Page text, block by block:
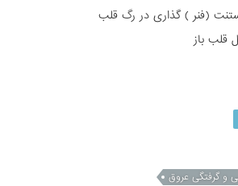
(فنر ) گذاری در رگ قلب
قلب باز
و گرفتگی عروق